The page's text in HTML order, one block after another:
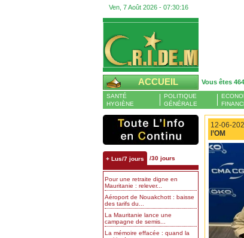
Ven, 7 Août 2026 - 07:30:17
ACCUEIL Vous êtes
SANTÉ
HYGIÈNE
POLITIQUE
GÉNÉRALE
+ Lus/7 jours /30 jours
Pour une retraite digne en
Mauritanie : relever...
Aéroport de Nouakchott : baisse
des tarifs du...
La Mauritanie lance une
campagne de semis...
La mémoire effacée : quand la
12-06-
l’OM